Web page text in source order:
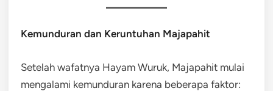
Kemunduran dan Keruntuhan Majapahit
Setelah wafatnya Hayam Wuruk, Majapahit mulai
mengalami kemunduran karena beberapa faktor: